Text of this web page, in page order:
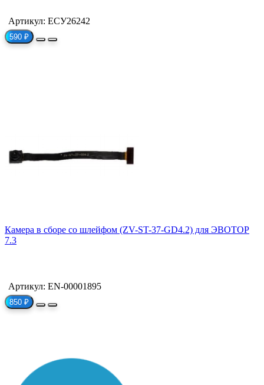
Артикул: ЕСУ26242
590 ₽
Камера в сборе со шлейфом (ZV-ST-37-GD4.2) для ЭВОТОР
7.3
Артикул: EN-00001895
850 ₽